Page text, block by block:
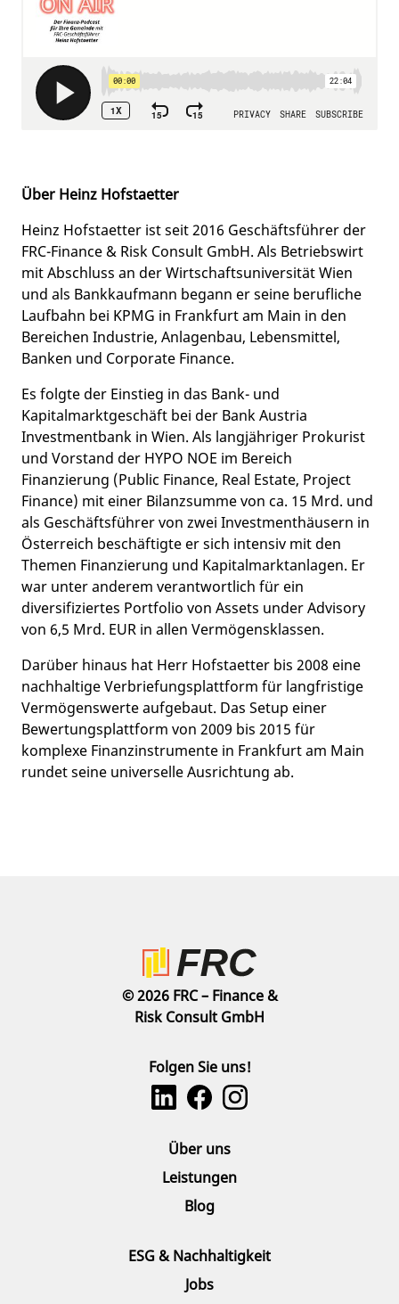
Über Heinz Hofstaetter
Heinz Hofstaetter ist seit 2016 Geschäftsführer der
FRC-Finance & Risk Consult GmbH. Als Betriebswirt
mit Abschluss an der Wirtschaftsuniversität Wien
und als Bankkaufmann begann er seine berufliche
Laufbahn bei KPMG in Frankfurt am Main in den
Bereichen Industrie, Anlagenbau, Lebensmittel,
Banken und Corporate Finance.
Es folgte der Einstieg in das Bank- und
Kapitalmarktgeschäft bei der Bank Austria
Investmentbank in Wien. Als langjähriger Prokurist
und Vorstand der HYPO NOE im Bereich
Finanzierung (Public Finance, Real Estate, Project
Finance) mit einer Bilanzsumme von ca. 15 Mrd. und
als Geschäftsführer von zwei Investmenthäusern in
Österreich beschäftigte er sich intensiv mit den
Themen Finanzierung und Kapitalmarktanlagen. Er
war unter anderem verantwortlich für ein
diversifiziertes Portfolio von Assets under Advisory
von 6,5 Mrd. EUR in allen Vermögensklassen.
Darüber hinaus hat Herr Hofstaetter bis 2008 eine
nachhaltige Verbriefungsplattform für langfristige
Vermögenswerte aufgebaut. Das Setup einer
Bewertungsplattform von 2009 bis 2015 für
komplexe Finanzinstrumente in Frankfurt am Main
rundet seine universelle Ausrichtung ab.
© 2026 FRC – Finance &
Risk Consult GmbH
Folgen Sie uns!
Über uns
Leistungen
Blog
ESG & Nachhaltigkeit
Jobs